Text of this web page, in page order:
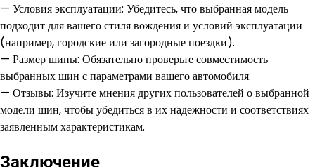
— Условия эксплуатации: Убедитесь, что выбранная модель
подходит для вашего стиля вождения и условий эксплуатации
(например, городские или загородные поездки).
— Размер шины: Обязательно проверьте совместимость
выбранных шин с параметрами вашего автомобиля.
— Отзывы: Изучите мнения других пользователей о выбранной
модели шин, чтобы убедиться в их надежности и соответствиях
заявленным характеристикам.
Заключение